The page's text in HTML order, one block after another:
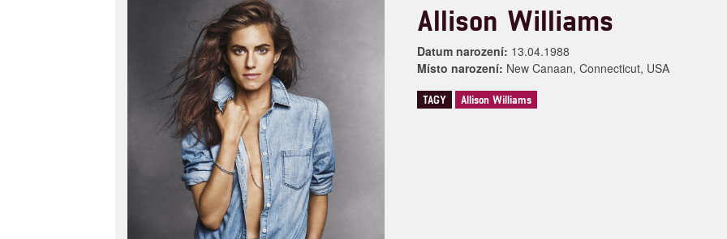
Allison Williams
Datum narození: 13.04.1988
Místo narození: New Canaan, Connecticut, USA
TAGY Allison Williams